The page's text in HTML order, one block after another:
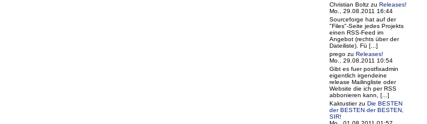
Christian Boltz zu Releases!
Mo., 29.08.2011 16:44
Sourceforge hat auf der
"Files"-Seite jedes Projekts
einen RSS-Feed im
Angebot (rechts über der
Dateiliste). Fü [...]
prego zu Releases!
Mo., 29.08.2011 10:54
Gibt es fuer postfixadmin
eigentlich irgendeine
release Mailingliste oder
Website die ich per RSS
abbonieren kann, [...]
Kaktustierzu Die BESTEN
der BESTEN der BESTEN,
SIR!